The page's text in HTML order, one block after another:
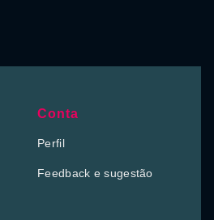
Conta
Perfil
Feedback e sugestão